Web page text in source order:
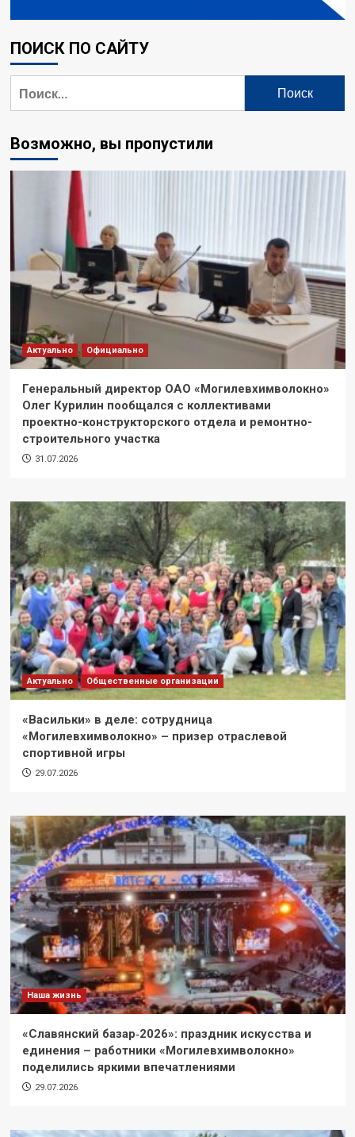
ПОИСК ПО САЙТУ
Возможно, вы пропустили
Актуально Официально
Генеральный директор ОАО «Могилевхимволокно»
Олег Курилин пообщался с коллективами
проектно-конструкторского отдела и ремонтно-
строительного участка
31.07.2026
Актуально Общественные организации
«Васильки» в деле: сотрудница
«Могилевхимволокно» – призер отраслевой
спортивной игры
29.07.2026
Наша жизнь
«Славянский базар‑2026»: праздник искусства и
единения – работники «Могилевхимволокно»
поделились яркими впечатлениями
29.07.2026